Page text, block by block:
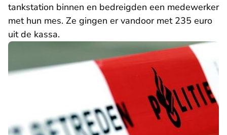
tankstation binnen en bedreigden een medewerker
met hun mes. Ze gingen er vandoor met 235 euro
uit de kassa.